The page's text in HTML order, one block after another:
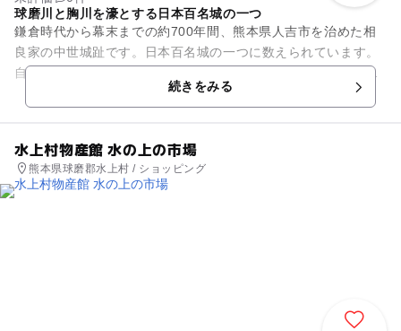
球磨川と胸川を濠とする日本百名城の一つ
鎌倉時代から幕末までの約700年間、熊本県人吉市を治めた相
良家の中世城趾です。日本百名城の一つに数えられています。
自然に流れる球磨川と胸川を濠としています。江戸時代後期に
作られた石垣のはね出し武...続きをみる
水上村物産館 水の上の市場
熊本県球磨郡水上村 / ショッピング